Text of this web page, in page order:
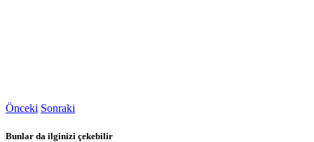
Önceki Sonraki
Bunlar da ilginizi çekebilir